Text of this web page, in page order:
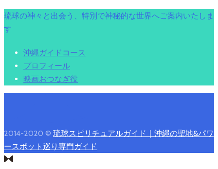
琉球の神々と出会う、特別で神秘的な世界へご案内いたしま
す
沖縄ガイドコース
プロフィール
映画おつなぎ役
2014-2020 © 琉球スピリチュアルガイド｜沖縄の聖地&パワ
ースポット巡り専門ガイド